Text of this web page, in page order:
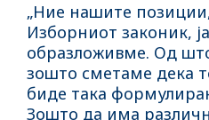
„Ние нашите
Изборниот законик,
образложивме. Од
зошто сметаме дека
биде така
Зошто да има